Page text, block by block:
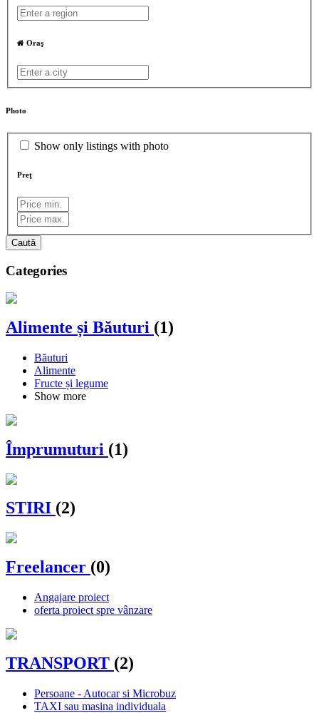
Oraş
Photo
Show only listings with photo
Preţ
Caută
Categories
Alimente și Băuturi (1)
Băuturi
Alimente
Fructe și legume
Show more
Împrumuturi (1)
STIRI (2)
Freelancer (0)
Angajare proiect
oferta proiect spre vânzare
TRANSPORT (2)
Persoane - Autocar si Microbuz
TAXI sau masina individuala